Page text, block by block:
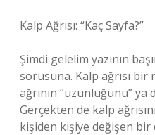
Kalp Ağrısı: “Kaç Sayfa?”
Şimdi gelelim yazının
sorusuna. Kalp ağrısı
ağrının “uzunluğunu”
Gerçekten de kalp
kişiden kişiye değişen